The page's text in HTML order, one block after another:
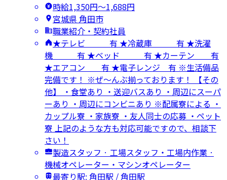
時給1,350円〜1,688円
宮城県 角田市
職業紹介・契約社員
★テレビ 有 ★冷蔵庫 有 ★洗濯
機 有 ★ベッド 有 ★カーテン 有
★エアコン 有 ★電子レンジ 有 ※生活備品
完備です！ ※ぜ～んぶ揃っております！ 【その
他】 ・食堂あり ・送迎バスあり ・周辺にスーパ
ーあり ・周辺にコンビニあり ※配属寮による ・
カップル寮 ・家族寮 ・友人同士の応募 ・ペット
寮 上記のような方も対応可能ですので、相談下
さい！
製造スタッフ · 工場スタッフ・工場内作業 ·
機械オペレーター・マシンオペレーター
最寄り駅: 角田駅 / 角田駅